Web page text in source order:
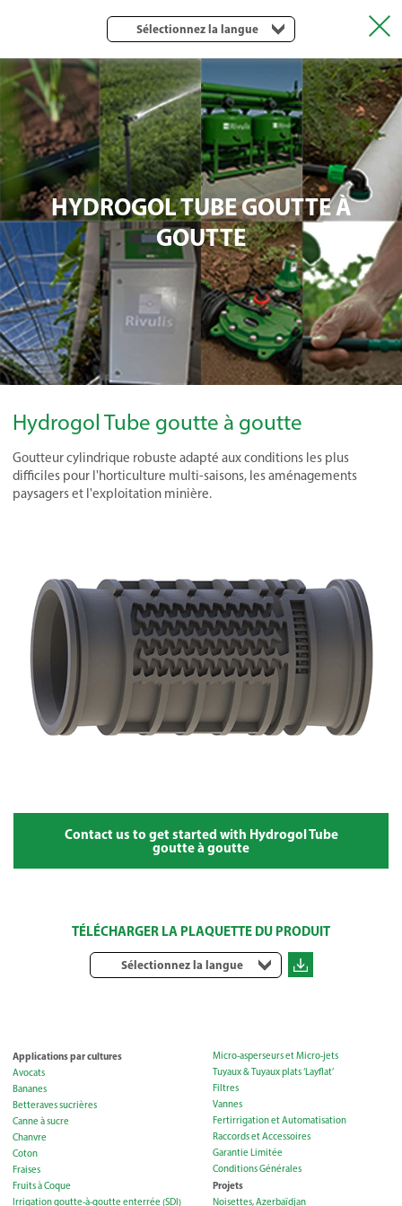
Sélectionnez la langue
HYDROGOL TUBE GOUTTE À
GOUTTE
Hydrogol Tube goutte à goutte
Goutteur cylindrique robuste adapté aux conditions les plus
difficiles pour l'horticulture multi-saisons, les aménagements
paysagers et l'exploitation minière.
Contact us to get started with Hydrogol Tube
goutte à goutte
TÉLÉCHARGER LA PLAQUETTE DU PRODUIT
Sélectionnez la langue
Applications par cultures
Avocats
Bananes
Betteraves sucrières
Canne à sucre
Chanvre
Coton
Fraises
Fruits à Coque
Irrigation goutte-à-goutte enterrée (SDI)
Micro-asperseurs et Micro-jets
Tuyaux & Tuyaux plats ‘Layflat’
Filtres
Vannes
Fertirrigation et Automatisation
Raccords et Accessoires
Garantie Limitée
Conditions Générales
Projets
Noisettes, Azerbaïdjan